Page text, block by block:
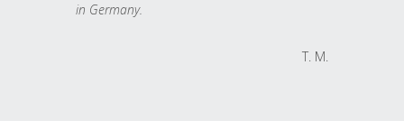
in Germany.
T. M.